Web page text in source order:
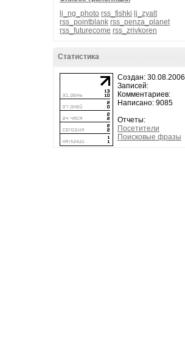
lj_ng_photo rss_fishki lj_zyalt
rss_pointblank rss_penza_planet
rss_futurecome rss_zrivkoren
Статистика
Создан: 30.08.2006
Записей:
Комментариев:
Написано: 9085
Отчеты:
Посетители
Поисковые фразы